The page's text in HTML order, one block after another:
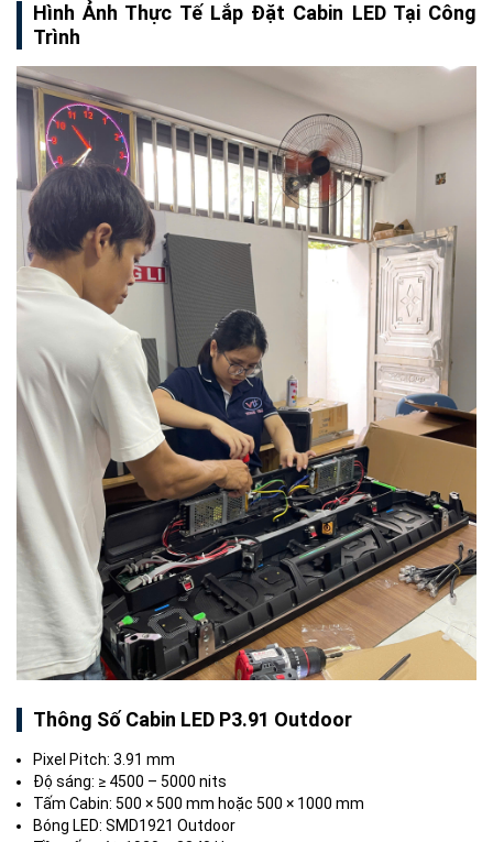
Hình Ảnh Thực Tế Lắp Đặt Cabin LED Tại Công
Trình
Thông Số Cabin LED P3.91 Outdoor
Pixel Pitch: 3.91 mm
Độ sáng: ≥ 4500 – 5000 nits
Tấm Cabin: 500 × 500 mm hoặc 500 × 1000 mm
Bóng LED: SMD1921 Outdoor